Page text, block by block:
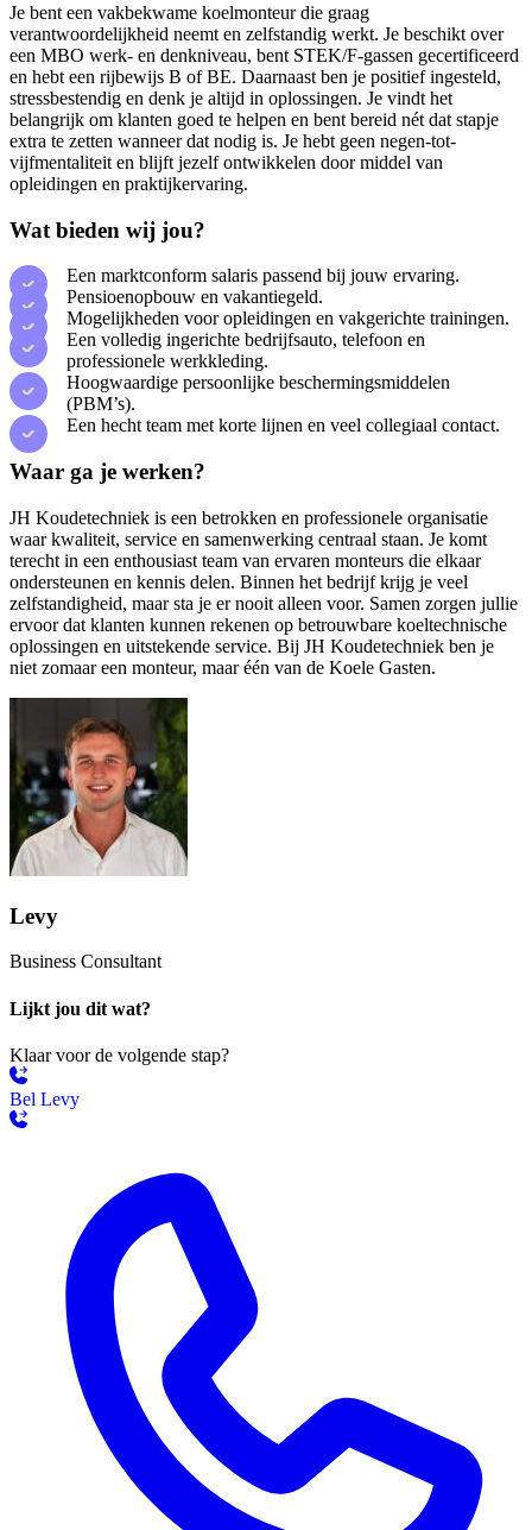
Je bent een vakbekwame koelmonteur die graag
verantwoordelijkheid neemt en zelfstandig werkt. Je beschikt over
een MBO werk- en denkniveau, bent STEK/F-gassen gecertificeerd
en hebt een rijbewijs B of BE. Daarnaast ben je positief ingesteld,
stressbestendig en denk je altijd in oplossingen. Je vindt het
belangrijk om klanten goed te helpen en bent bereid nét dat stapje
extra te zetten wanneer dat nodig is. Je hebt geen negen-tot-
vijfmentaliteit en blijft jezelf ontwikkelen door middel van
opleidingen en praktijkervaring.
Wat bieden wij jou?
Een marktconform salaris passend bij jouw ervaring.
Pensioenopbouw en vakantiegeld.
Mogelijkheden voor opleidingen en vakgerichte trainingen.
Een volledig ingerichte bedrijfsauto, telefoon en
professionele werkkleding.
Hoogwaardige persoonlijke beschermingsmiddelen
(PBM’s).
Een hecht team met korte lijnen en veel collegiaal contact.
Waar ga je werken?
JH Koudetechniek is een betrokken en professionele organisatie
waar kwaliteit, service en samenwerking centraal staan. Je komt
terecht in een enthousiast team van ervaren monteurs die elkaar
ondersteunen en kennis delen. Binnen het bedrijf krijg je veel
zelfstandigheid, maar sta je er nooit alleen voor. Samen zorgen jullie
ervoor dat klanten kunnen rekenen op betrouwbare koeltechnische
oplossingen en uitstekende service. Bij JH Koudetechniek ben je
niet zomaar een monteur, maar één van de Koele Gasten.
Levy
Business Consultant
Lijkt jou dit wat?
Klaar voor de volgende stap?
Bel Levy